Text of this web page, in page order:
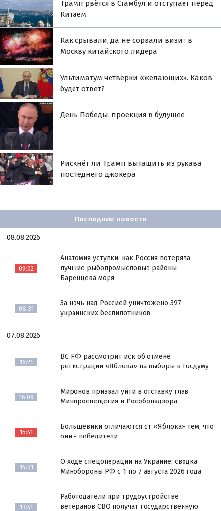
Трамп рвётся в Стамбул и отступает перед
Китаем
Как срывали, да не сорвали визит в
Москву китайского лидера
Ультиматум четвёрки «желающих». Каков
будет ответ?
День Победы: проекция в будущее
Рискнёт ли Трамп вытащить из рукава
последнего джокера
Последние новости
08.08.2026
09:02
Анатомия уступки: как Россия потеряла
лучшие рыбопромысловые районы
Баренцева моря
08:31
За ночь над Россией уничтожено 397
украинских беспилотников
07.08.2026
16:21
ВС РФ рассмотрит иск об отмене
регистрации «Яблока» на выборы в Госдуму
16:09
Миронов призвал уйти в отставку глав
Минпросвещения и Рособрнадзора
15:41
Большевики отличаются от «Яблока» тем, что
они - победители
14:31
О ходе спецоперации на Украине: сводка
Минобороны РФ с 1 по 7 августа 2026 года
13:41
Работодатели при трудоустройстве
ветеранов СВО получат государственную